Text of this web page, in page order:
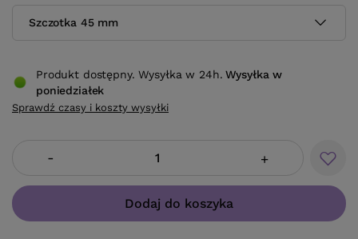
Szczotka 45 mm
- +
Dodaj do koszyka
Produkt dostępny. Wysyłka w 24h. Wysyłkaw
poniedziałek
Sprawdź czasy i koszty wysyłki